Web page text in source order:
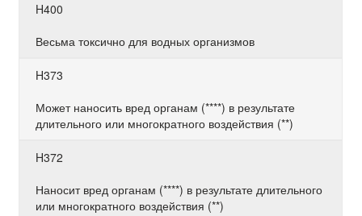
H400
Весьма токсично для водных организмов
H373
Может наносить вред органам (****) в результате
длительного или многократного воздействия (**)
H372
Наносит вред органам (****) в результате длительного
или многократного воздействия (**)